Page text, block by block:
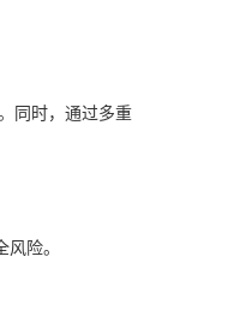
同时，通过多重
险。